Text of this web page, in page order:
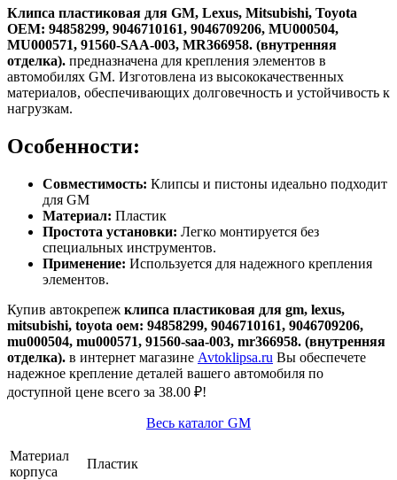
Клипса пластиковая для GM, Lexus, Mitsubishi, Toyota
ОЕМ: 94858299, 9046710161, 9046709206, MU000504,
MU000571, 91560-SAA-003, MR366958. (внутренняя
отделка). предназначена для крепления элементов в
автомобилях GM. Изготовлена из высококачественных
материалов, обеспечивающих долговечность и устойчивость к
нагрузкам.
Особенности:
Совместимость: Клипсы и пистоны идеально подходит
для GM
Материал: Пластик
Простота установки: Легко монтируется без
специальных инструментов.
Применение: Используется для надежного крепления
элементов.
Купив автокрепеж клипса пластиковая для gm, lexus,
mitsubishi, toyota оем: 94858299, 9046710161, 9046709206,
mu000504, mu000571, 91560-saa-003, mr366958. (внутренняя
отделка). в интернет магазине Avtoklipsa.ru Вы обеспечете
надежное крепление деталей вашего автомобиля по
доступной цене всего за 38.00 ₽!
Весь каталог GM
Материал
корпуса
Пластик